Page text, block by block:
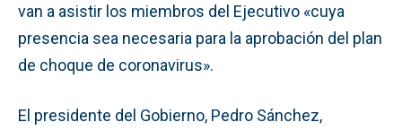
van a asistir los miembros del Ejecutivo «cuya
presencia sea necesaria para la aprobación del plan
de choque de coronavirus».
El presidente del Gobierno, Pedro Sánchez,